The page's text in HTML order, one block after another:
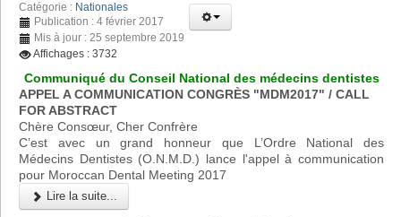
Catégorie : Nationales
Publication : 4 février 2017
Mis à jour : 25 septembre 2019
Affichages : 3732
Communiqué du Conseil National des médecins dentistes
APPEL A COMMUNICATION CONGRÈS "MDM2017" / CALL
FOR ABSTRACT
Chère Consœur, Cher Confrère
C’est avec un grand honneur que L’Ordre National des
Médecins Dentistes (O.N.M.D.) lance l'appel à communication
pour Moroccan Dental Meeting 2017
Lire la suite...